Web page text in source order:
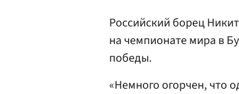
Российский борец
на чемпионате мира в
победы.
«Немного огорчен, что